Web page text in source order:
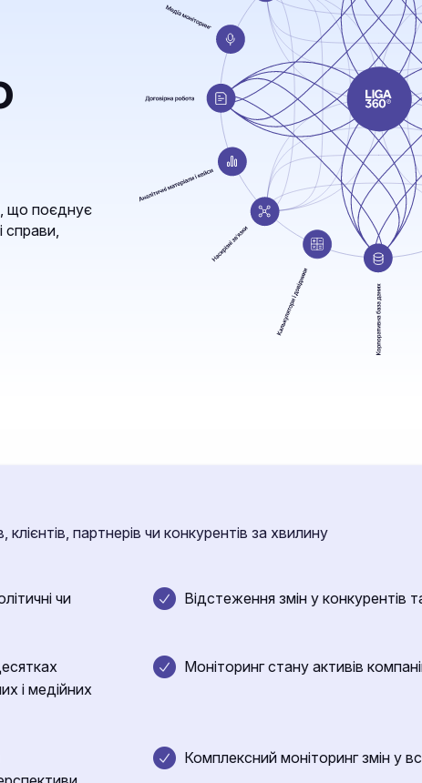
що поєднує
справи,
партнерів чи конкурентів за хвилину
чи
Відстеження змін у конкурентів
і медійних
Моніторинг стану активів
Комплексний моніторинг змін у